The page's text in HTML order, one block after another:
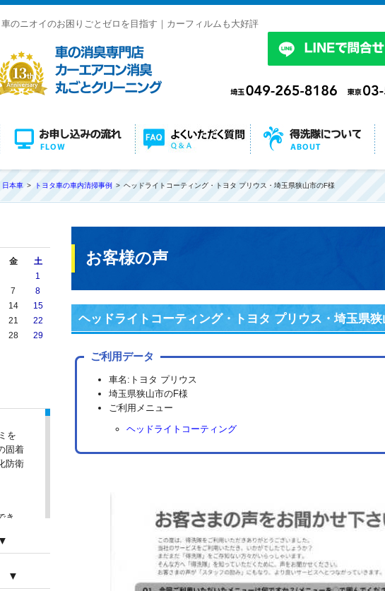
のニオイのお困りごとゼロを目指す｜カーフィルムも大好評
日本車 トヨタ車の車内清掃事例 ヘッドライトコーティング・トヨタ プリウス・埼玉県狭山市のF様
お客様の声
ヘッドライトコーティング・トヨタ プリウス・埼玉県
ご利用データ
車名:トヨタ プリウス
埼玉県狭山市のF様
ご利用メニュー
ヘッドライトコーティング
金 土
1
7
8
14
15
21
22
28
29
を
固着
防衛
き
の
▼